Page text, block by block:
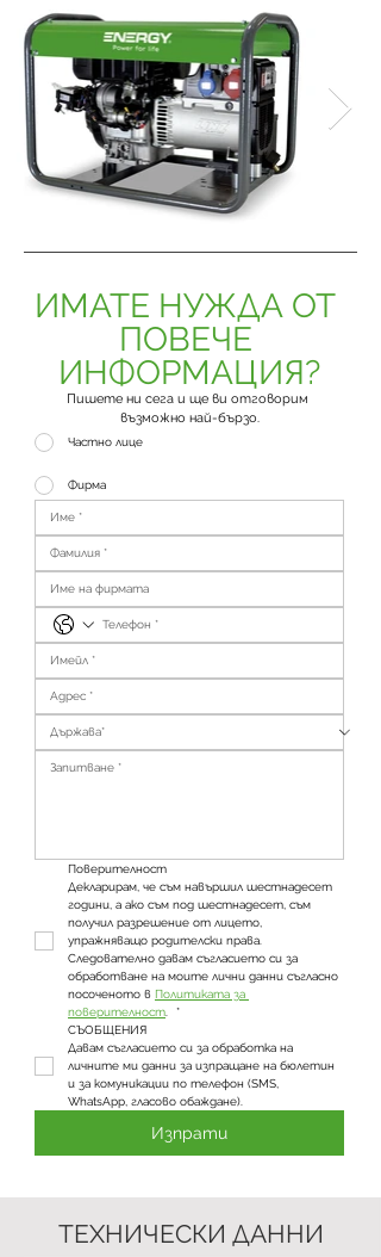
ИМАТЕ НУЖДА ОТ
ПОВЕЧЕ
ИНФОРМАЦИЯ?
Пишете ни сега и ще ви отговорим
възможно най-бързо.
Частно лице
Фирма
Поверителност
Декларирам, че съм навършил шестнадесет
години, а ако съм под шестнадесет, съм
получил разрешение от лицето,
упражняващо родителски права.
Следователно давам съгласието си за
обработване на моите лични данни съгласно
посоченото в Политиката за
поверителност
*
СЪОБЩЕНИЯ
Давам съгласието си за обработка на
личните ми данни за изпращане на бюлетин
и за комуникации по телефон (SMS,
WhatsApp, гласово обаждане).
Изпрати
ТЕХНИЧЕСКИ ДАННИ